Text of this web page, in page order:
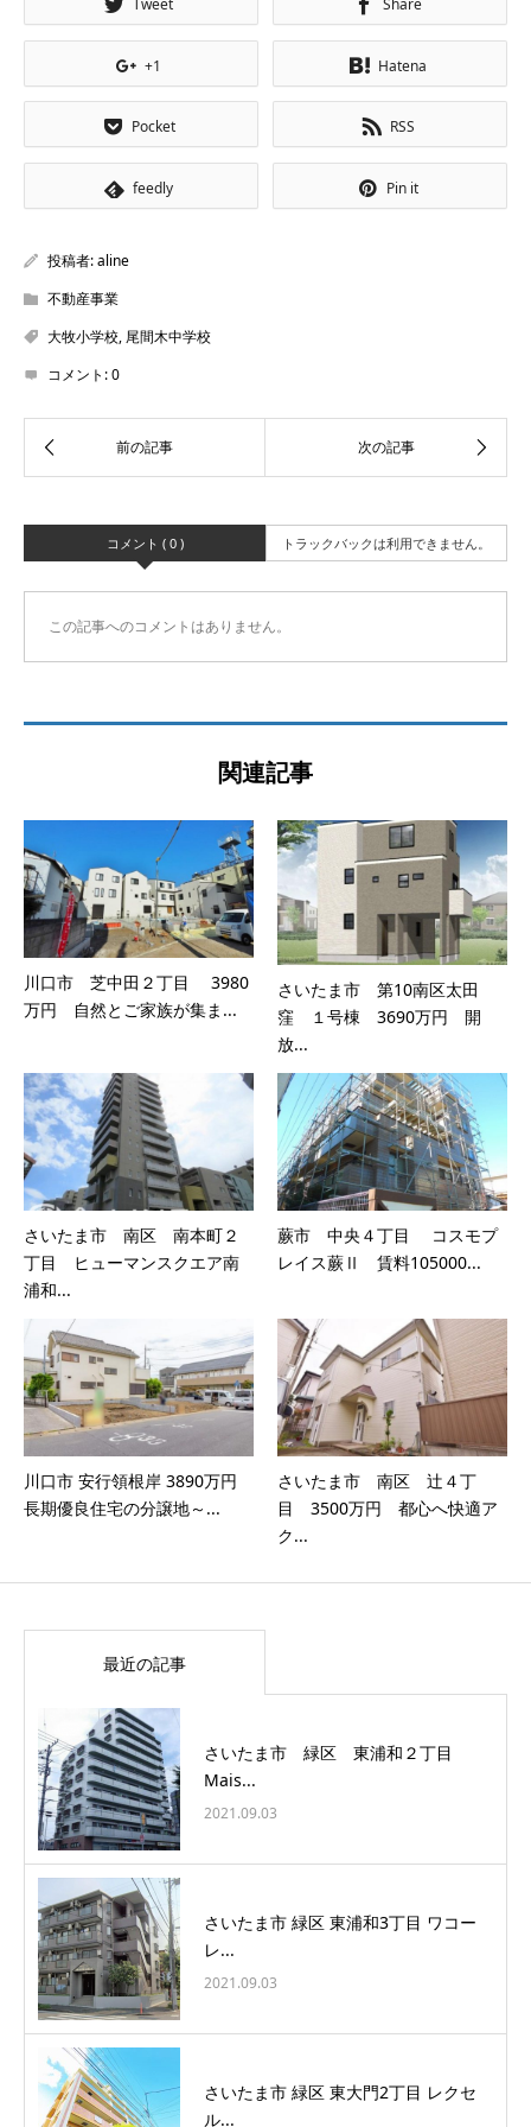
Tweet Share
+1 Hatena
Pocket RSS
feedly Pin it
投稿者:aline
不動産事業
大牧小学校, 尾間木中学校
コメント:0
コメント ( 0 ) トラックバックは利用できません。
この記事へのコメントはありません。
関連記事
川口市 芝中田２丁目 3980
万円 自然とご家族が集ま...
さいたま市 第10南区太田
窪 １号棟 3690万円 開
放...
さいたま市 南区 南本町２
丁目 ヒューマンスクエア南
浦和...
蕨市 中央４丁目 コスモプ
レイス蕨Ⅱ 賃料105000...
川口市 安行領根岸 3890万円
長期優良住宅の分譲地～...
さいたま市 南区 辻４丁
目 3500万円 都心へ快適ア
ク...
最近の記事
さいたま市 緑区 東浦和２丁目
Mais...
2021.09.03
さいたま市 緑区 東浦和3丁目 ワコー
レ...
2021.09.03
さいたま市 緑区 東大門2丁目 レクセ
ル...